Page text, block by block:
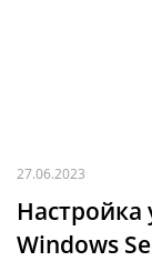
27.06.2023
Настройка
Windows